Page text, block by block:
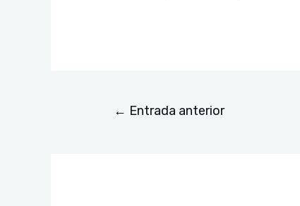
← Entrada anterior